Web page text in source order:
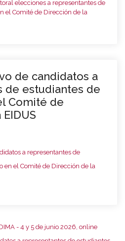
elecciones a representantes de
el Comité de Dirección de la
de candidatos a
de estudiantes de
Comité de
a representantes de
en el Comité de Dirección de la
- 4 y 5 de junio 2026, online